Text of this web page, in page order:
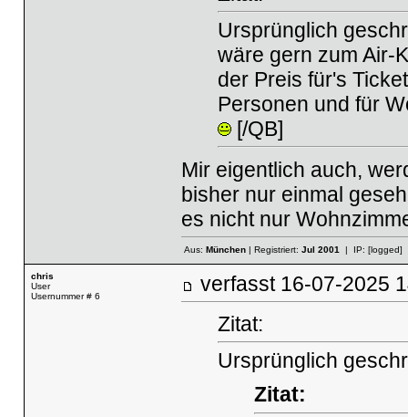
Ursprünglich
wäre gern zum Air-
der Preis für's
Personen und für
[/QB]
Mir eigentlich auch,
bisher nur einmal
es nicht nur
Aus: München| Registriert: Jul 2001| IP: [logged]
chris
User
Usernummer # 6
verfasst 16-07-
Zitat:
Ursprünglich
Zitat: